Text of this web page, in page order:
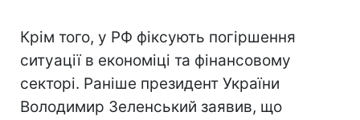
Крім того, у РФ фіксують погіршення
ситуації в економіці та фінансовому
секторі. Раніше президент України
Володимир Зеленський заявив, що